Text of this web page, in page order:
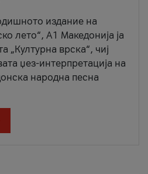
издание на
лето“, А1 Македонија ја
„Културна врска“, чиј
џез-интерпретација на
народна песна